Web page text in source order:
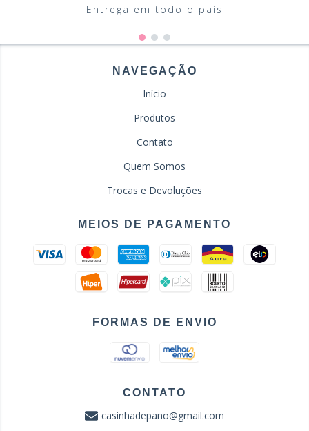
Entrega em todo o país
NAVEGAÇÃO
Início
Produtos
Contato
Quem Somos
Trocas e Devoluções
MEIOS DE PAGAMENTO
FORMAS DE ENVIO
CONTATO
casinhadepano@gmail.com